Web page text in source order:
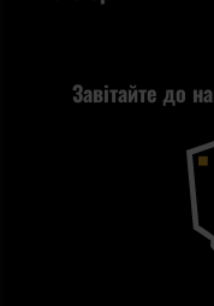
Tax Free
Завітайте до
Повернення товару
Blackout - що це таке?
Як працює маска від
Найкращі спальні
Самозахист